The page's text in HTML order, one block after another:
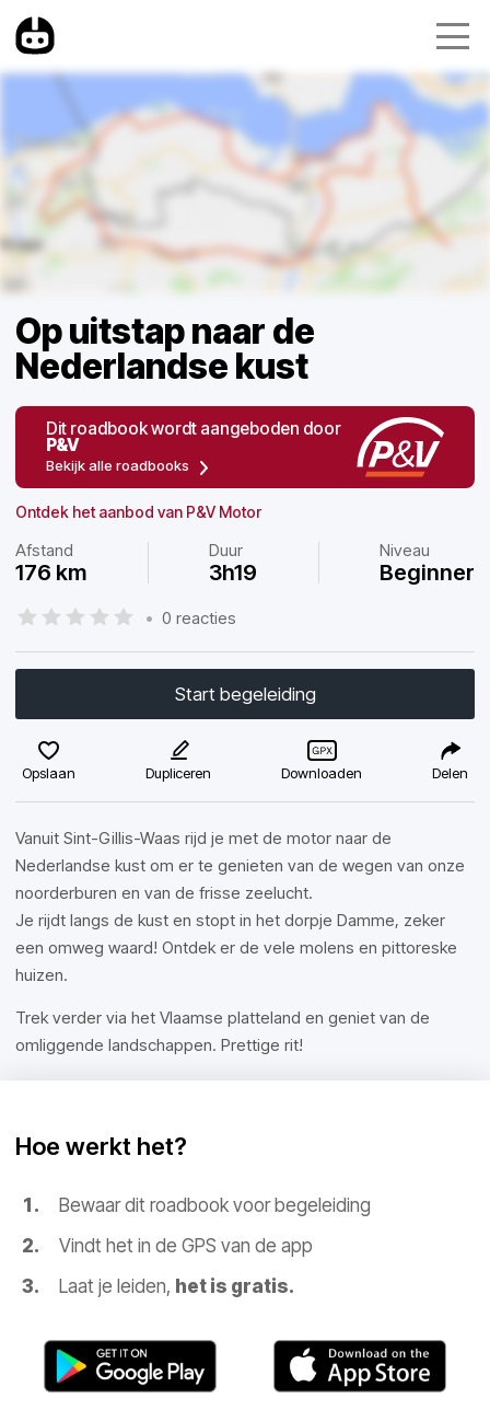
Op uitstap naar de
Nederlandse kust
Dit roadbook wordt aangeboden door
P&V
Bekijk alle roadbooks
Ontdek het aanbod van P&V Motor
Afstand
176 km
Duur
3h19
Niveau
Beginner
• 0 reacties
Start begeleiding
Opslaan Dupliceren Downloaden Delen
Vanuit Sint-Gillis-Waas rijd je met de motor naar de
Nederlandse kust om er te genieten van de wegen van onze
noorderburen en van de frisse zeelucht.
Je rijdt langs de kust en stopt in het dorpje Damme, zeker
een omweg waard! Ontdek er de vele molens en pittoreske
huizen.
Trek verder via het Vlaamse platteland en geniet van de
omliggende landschappen. Prettige rit!
Hoe werkt het?
Bewaar dit roadbook voor begeleiding
Vindt het in de GPS van de app
Laat je leiden, het is gratis.